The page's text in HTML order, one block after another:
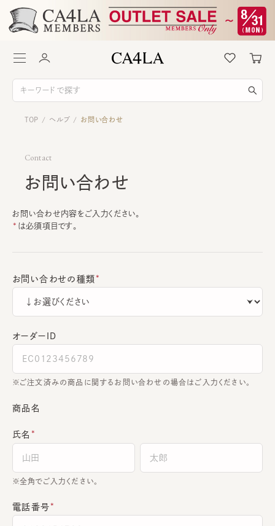
TOP / ヘルプ / お問い合わせ
Contact
お問い合わせ
お問い合わせ内容をご入力ください。
は必須項目です。
お問い合わせの種類
オーダーＩＤ
ご注文済みの商品に関するお問い合わせの場合はご入力ください。
商品名
氏名
全角でご入力ください。
電話番号